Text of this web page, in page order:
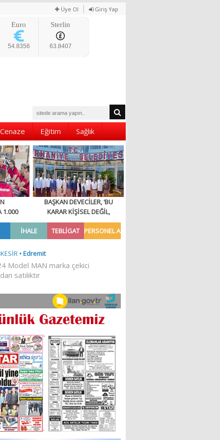
Üye Ol Giriş Yap
Euro
54.8356
Sterlin
63.8407
Cenaze Eğitim Sağlık
1.000
BAŞKAN DEVECİLER, ‘BU
KARAR KİŞİSEL DEĞİL,
İLKESEL BİR DURUŞTUR’
Sibel Atam
“18 Mart Çanakkale
Zaferi” Denildiğinde Ne
Anlıyoruz?
18/03/2024
Aleyna Gürsoy
“GELİŞ VE GİDİŞLERİN